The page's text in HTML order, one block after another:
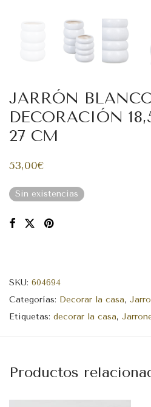
JARRÓN
DECORACIÓN
27 CM
53,00€
Sin existencias
SKU: 604694
Categorías: Decorar la casa,
Etiquetas: decorar la casa,
Productos